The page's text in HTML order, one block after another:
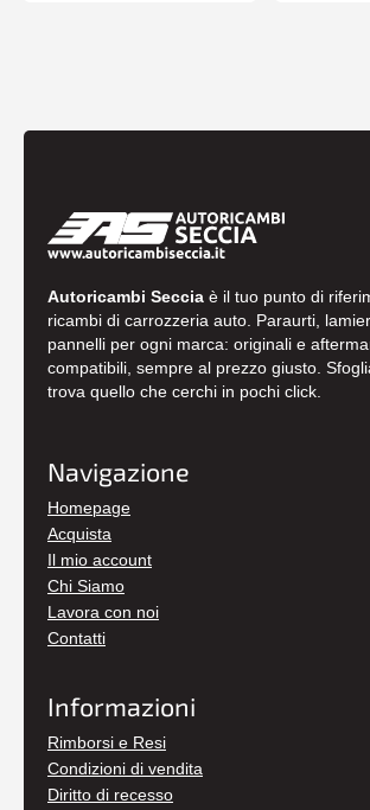
Autoricambi Seccia è il tuo punto di
ricambi di carrozzeria auto. Paraurti,
pannelli per ogni marca: originali e
compatibili, sempre al prezzo giusto.
trova quello che cerchi in pochi click.
Navigazione
Homepage
Acquista
Il mio account
Chi Siamo
Lavora con noi
Contatti
Informazioni
Rimborsi e Resi
Condizioni di vendita
Diritto di recesso